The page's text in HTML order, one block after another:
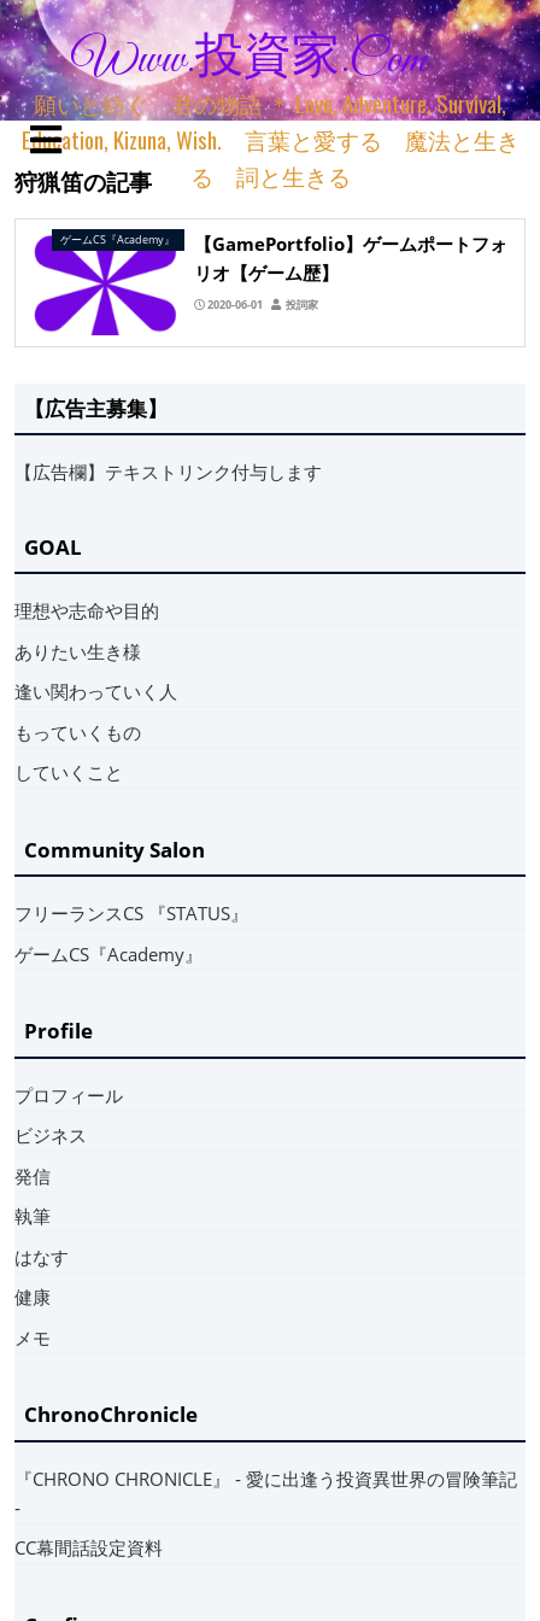
Www.投資家.com
願いと紡ぐ 君の物語 ＊ Love, Adventure, Survival,
Education, Kizuna, Wish. 言葉と愛する 魔法と生き
る 詞と生きる
狩猟笛の記事
ゲームCS『Academy』
【GamePortfolio】ゲームポートフォ
リオ【ゲーム歴】
2020-06-01 投詞家
【広告主募集】
【広告欄】テキストリンク付与します
GOAL
理想や志命や目的
ありたい生き様
逢い関わっていく人
もっていくもの
していくこと
Community Salon
フリーランスCS 『STATUS』
ゲームCS『Academy』
Profile
プロフィール
ビジネス
発信
執筆
はなす
健康
メモ
ChronoChronicle
『CHRONO CHRONICLE』 ‐ 愛に出逢う投資異世界の冒険筆記
‐
CC幕間話設定資料